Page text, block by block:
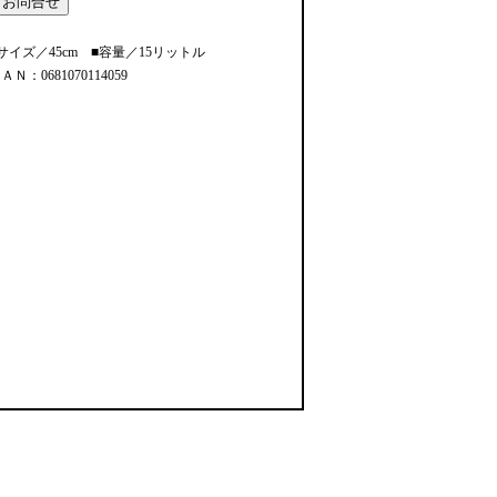
イズ／45cm ■容量／15リットル
Ｎ：0681070114059